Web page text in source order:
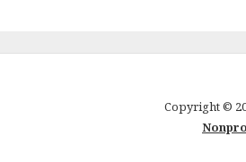
Copyright ©